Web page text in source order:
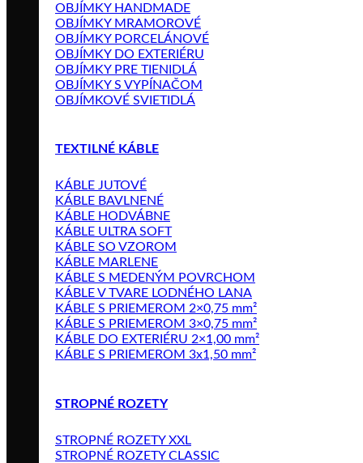
OBJÍMKY HANDMADE
OBJÍMKY MRAMOROVÉ
OBJÍMKY PORCELÁNOVÉ
OBJÍMKY DO EXTERIÉRU
OBJÍMKY PRE TIENIDLÁ
OBJÍMKY S VYPÍNAČOM
OBJÍMKOVÉ SVIETIDLÁ
TEXTILNÉ KÁBLE
KÁBLE JUTOVÉ
KÁBLE BAVLNENÉ
KÁBLE HODVÁBNE
KÁBLE ULTRA SOFT
KÁBLE SO VZOROM
KÁBLE MARLENE
KÁBLE S MEDENÝM POVRCHOM
KÁBLE V TVARE LODNÉHO LANA
KÁBLE S PRIEMEROM 2×0,75 mm²
KÁBLE S PRIEMEROM 3×0,75 mm²
KÁBLE DO EXTERIÉRU 2×1,00 mm²
KÁBLE S PRIEMEROM 3x1,50 mm²
STROPNÉ ROZETY
STROPNÉ ROZETY XXL
STROPNÉ ROZETY CLASSIC